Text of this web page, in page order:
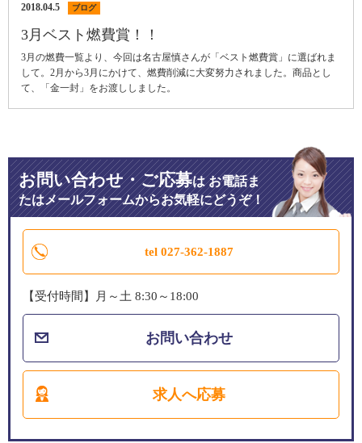
2018.04.5 ブログ
3月ベスト燃費賞！！
3月の燃費一覧より、今回は名古屋慎さんが「ベスト燃費賞」に選ばれま
して。2月から3月にかけて、燃費削減に大変努力されました。商品とし
て、「金一封」をお渡ししました。
お問い合わせ・ご応募はお電話ま
たはメールフォームからお気軽にどうぞ！
tel 027-362-1887
【受付時間】月～土 8:30～18:00
お問い合わせ
求人へ応募